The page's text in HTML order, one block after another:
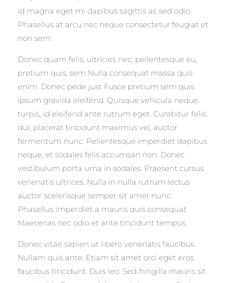
id magna eget mi dapibus sagittis ac sed odio.
Phasellus at arcu nec neque consectetur feugiat et
non sem.
Donec quam felis, ultricies nec, pellentesque eu,
pretium quis, sem Nulla consequat massa quis
enim. Donec pede just Fusce pretium sem quis
ipsum gravida eleifend. Quisque vehicula neque
turpis, id eleifend ante rutrum eget. Curabitur felis
dui, placerat tincidunt maximus vel, auctor
fermentum nunc. Pellentesque imperdiet dapibus
neque, et sodales felis accumsan non. Donec
vestibulum porta urna in sodales. Praesent cursus
venenatis ultrices. Nulla in nulla rutrum lectus
auctor scelerisque semper sit amet nunc.
Phasellus imperdiet a mauris quis consequat
Maecenas nec odio et ante tincidunt tempus.
Donec vitae sapien ut libero venenatis faucibus.
Nullam quis ante. Etiam sit amet orci eget eros
faucibus tincidunt. Duis leo. Sed fringilla mauris sit